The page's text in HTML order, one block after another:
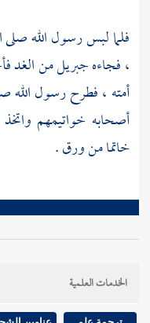
فلما لبس رسول الله
، فجاءهجبريلمن الغد
أمته ، فطرح رسول الله
أصحابه خواتيمهم
خاتما من ورق .
الخدمات العلمية